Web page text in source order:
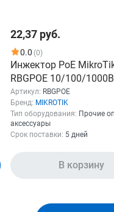
22,37 руб.
0.0 (0)
Инжектор PoE
RBGPOE 10/100/
Артикул: RBGPOE
Бренд: MIKROTIK
Тип оборудования: Прочие
аксессуары
Срок поставки: 5 дней
В корзину